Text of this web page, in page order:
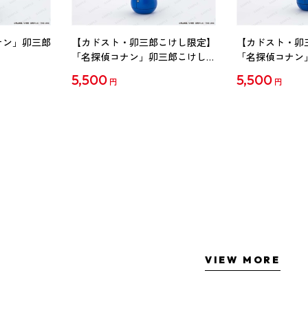
」卯三郎
【カドスト・卯三郎こけし限定】
「名探偵コナン」卯三郎こけし
5,500 円
【カドスト・
「名探偵コナ
5,500 円
VIEW MORE